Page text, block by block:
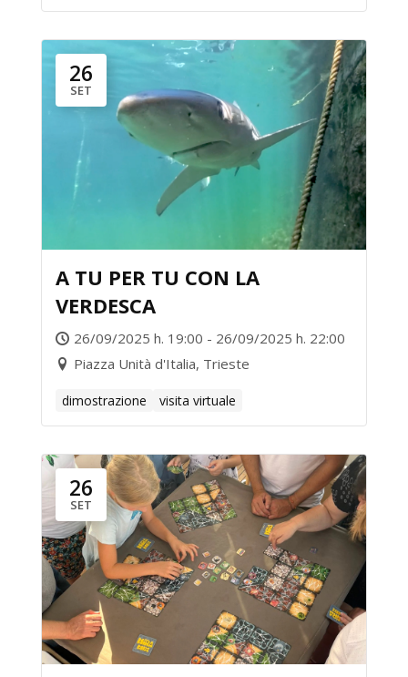
26
SET
A TU PER TU CON LA
VERDESCA
26/09/2025 h. 19:00 - 26/09/2025 h. 22:00
Piazza Unità d'Italia, Trieste
dimostrazione visita virtuale
26
SET